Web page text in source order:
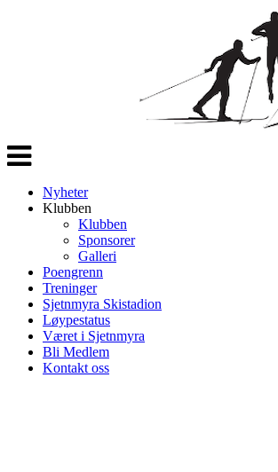
Veksle
navigasjon
Nyheter
Klubben
Klubben
Sponsorer
Galleri
Poengrenn
Treninger
Sjetnmyra Skistadion
Løypestatus
Været i Sjetnmyra
Bli Medlem
Kontakt oss